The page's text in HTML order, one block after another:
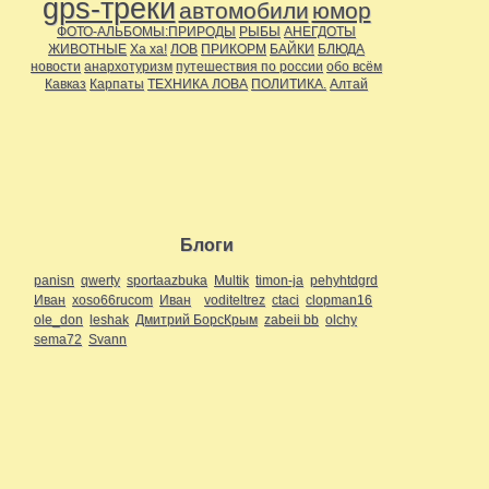
gps-треки автомобили юмор
ФОТО-АЛЬБОМЫ:ПРИРОДЫ РЫБЫ АНЕГДОТЫ
ЖИВОТНЫЕ Ха ха! ЛОВ ПРИКОРМ БАЙКИ БЛЮДА
новости анархотуризм путешествия по россии обо всём
Кавказ Карпаты ТЕХНИКА ЛОВА ПОЛИТИКА. Алтай
Блоги
panisn qwerty sportaazbuka Multik timon-ja pehyhtdgrd
Иван xoso66rucom Иван voditeltrez ctaci clopman16
ole_don leshak Дмитрий БорсКрым zabeii bb olchy
sema72 Svann